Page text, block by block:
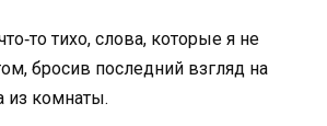
тихо, слова, которые я не
бросив последний взгляд на
из комнаты.